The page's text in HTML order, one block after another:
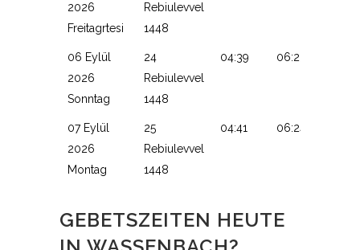
2026
Freitagrtesi
Rebiulevvel
1448
06 Eylül
2026
Sonntag
24
Rebiulevvel
1448
04:39 06:23
07 Eylül
2026
Montag
25
Rebiulevvel
1448
04:41 06:24
GEBETSZEITEN HEUTE